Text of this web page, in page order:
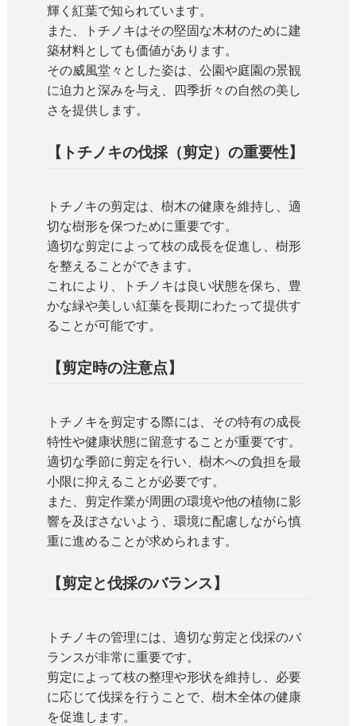
輝く紅葉で知られています。
また、トチノキはその堅固な木材のために建
築材料としても価値があります。
その威風堂々とした姿は、公園や庭園の景観
に迫力と深みを与え、四季折々の自然の美し
さを提供します。
【トチノキの伐採（剪定）の重要性】
トチノキの剪定は、樹木の健康を維持し、適
切な樹形を保つために重要です。
適切な剪定によって枝の成長を促進し、樹形
を整えることができます。
これにより、トチノキは良い状態を保ち、豊
かな緑や美しい紅葉を長期にわたって提供す
ることが可能です。
【剪定時の注意点】
トチノキを剪定する際には、その特有の成長
特性や健康状態に留意することが重要です。
適切な季節に剪定を行い、樹木への負担を最
小限に抑えることが必要です。
また、剪定作業が周囲の環境や他の植物に影
響を及ぼさないよう、環境に配慮しながら慎
重に進めることが求められます。
【剪定と伐採のバランス】
トチノキの管理には、適切な剪定と伐採のバ
ランスが非常に重要です。
剪定によって枝の整理や形状を維持し、必要
に応じて伐採を行うことで、樹木全体の健康
を促進します。